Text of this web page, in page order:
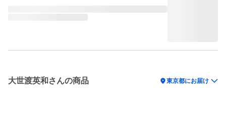
大世渡英和さんの商品 location_on東京都にお届け